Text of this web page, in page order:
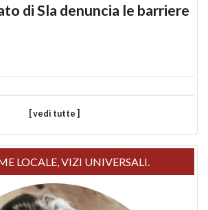
di Sla denuncia le barriere
[ vedi tutte ]
LOCALE, VIZI UNIVERSALI.